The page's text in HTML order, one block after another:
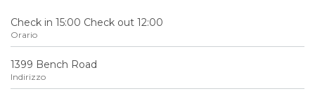
Check in 15:00 Check out 12:00
Orario
1399 Bench Road
Indirizzo